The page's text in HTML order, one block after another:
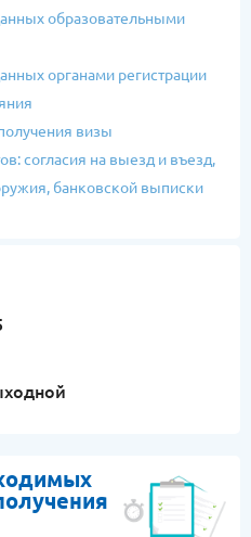
образовательными
органами регистрации
визы
согласия на выезд и въезд,
банковской выписки